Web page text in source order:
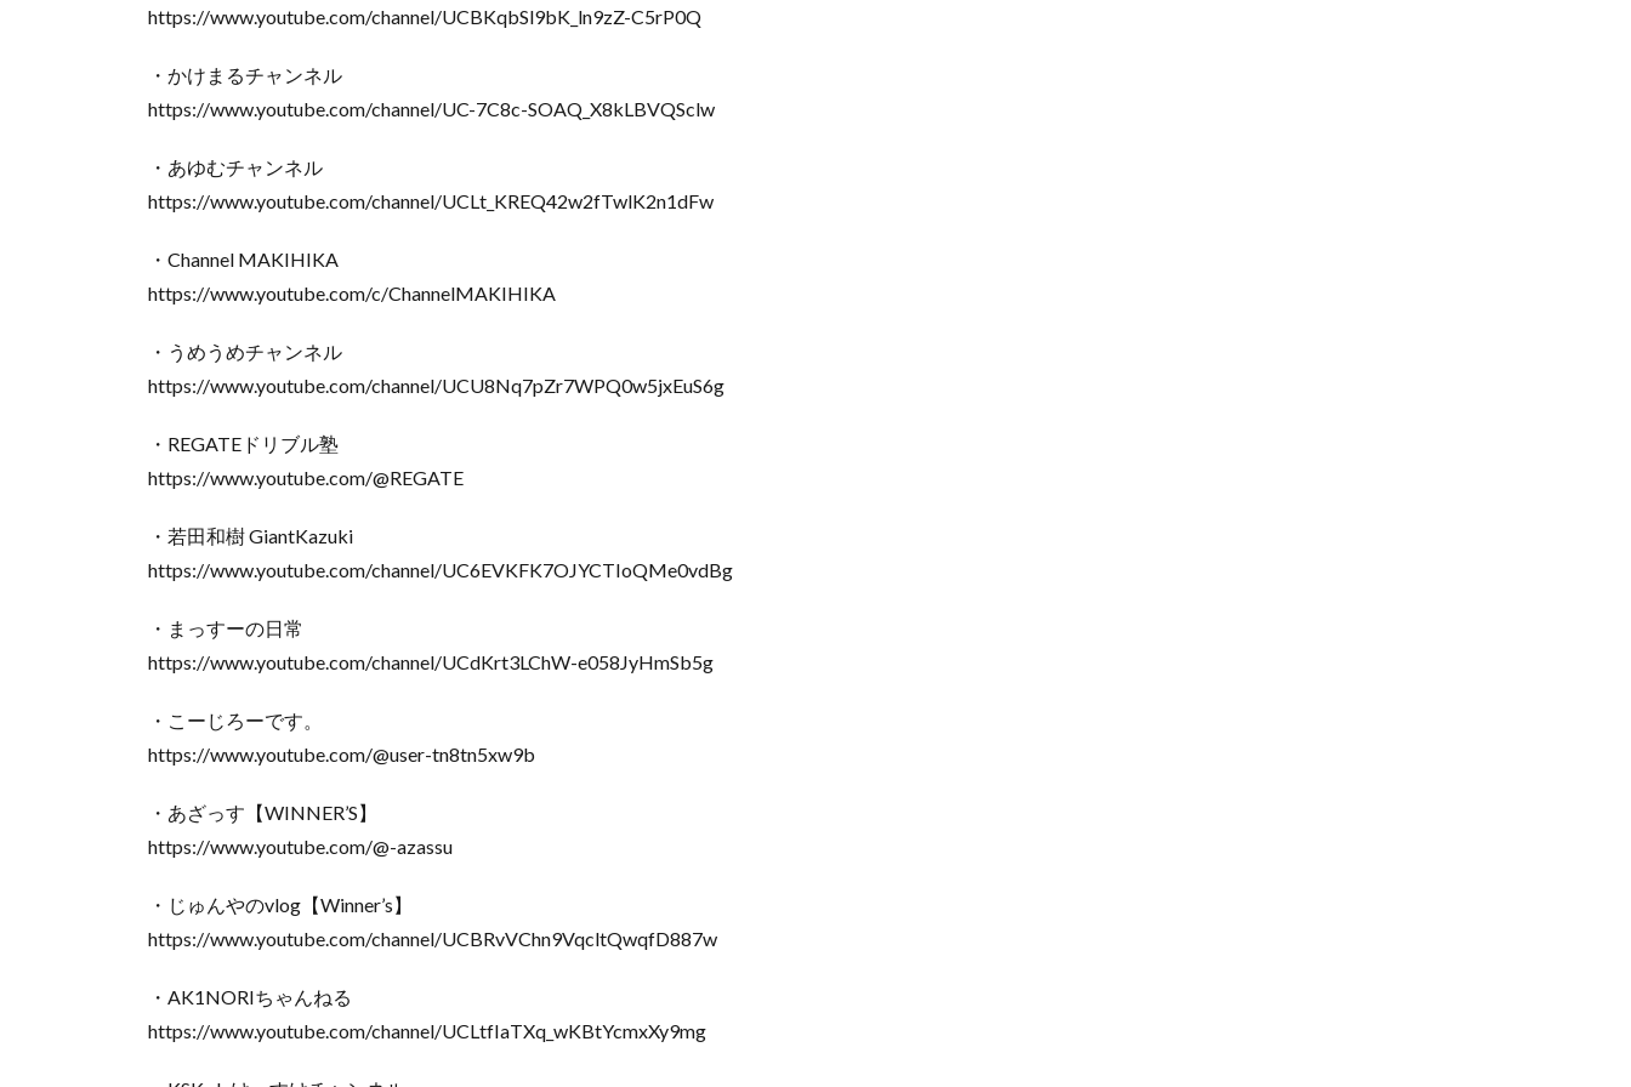
https://www.youtube.com/channel/UCBKqbSl9bK_ln9zZ-C5rP0Q
・かけまるチャンネル
https://www.youtube.com/channel/UC-7C8c-SOAQ_X8kLBVQSclw
・あゆむチャンネル
https://www.youtube.com/channel/UCLt_KREQ42w2fTwlK2n1dFw
・Channel MAKIHIKA
https://www.youtube.com/c/ChannelMAKIHIKA
・うめうめチャンネル
https://www.youtube.com/channel/UCU8Nq7pZr7WPQ0w5jxEuS6g
・REGATEドリブル塾
https://www.youtube.com/@REGATE
・若田和樹 GiantKazuki
https://www.youtube.com/channel/UC6EVKFK7OJYCTIoQMe0vdBg
・まっすーの日常
https://www.youtube.com/channel/UCdKrt3LChW-e058JyHmSb5g
・こーじろーです。
https://www.youtube.com/@user-tn8tn5xw9b
・あざっす【WINNER’S】
https://www.youtube.com/@-azassu
・じゅんやのvlog【Winner’s】
https://www.youtube.com/channel/UCBRvVChn9VqcltQwqfD887w
・AK1NORIちゃんねる
https://www.youtube.com/channel/UCLtfIaTXq_wKBtYcmxXy9mg